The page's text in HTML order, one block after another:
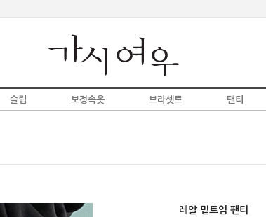
슬립 보정속옷 브라셋트 팬티
레알 밑트임 팬티